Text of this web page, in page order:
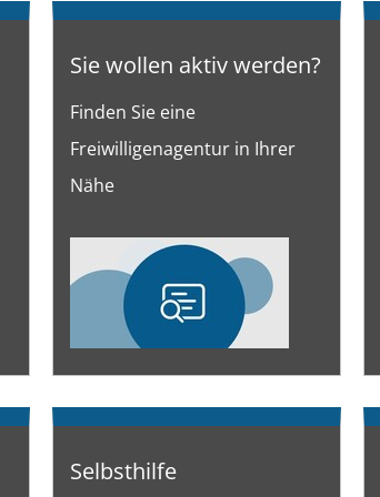
Sie wollen aktiv werden?
Finden Sie eine
Freiwilligenagentur in Ihrer
Nähe
Selbsthilfe